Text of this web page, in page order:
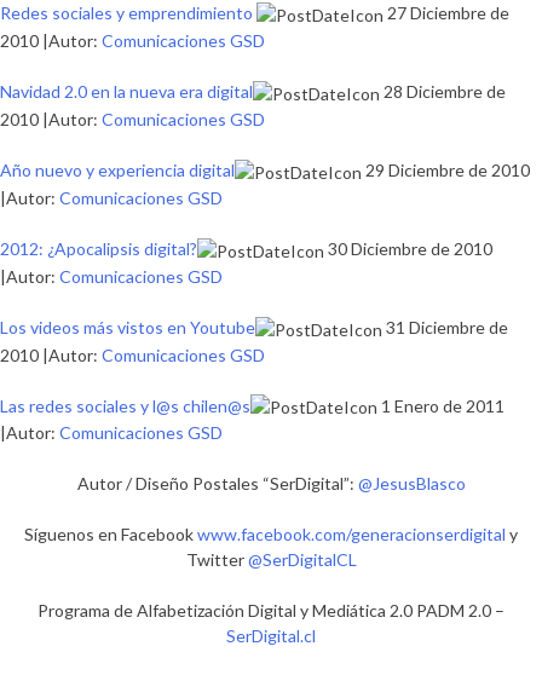
Redes sociales y emprendimiento
27 Diciembre de
2010 |Autor: Comunicaciones GSD
Navidad 2.0 en la nueva era digital
28 Diciembre de
2010 |Autor: Comunicaciones GSD
Año nuevo y experiencia digital
29 Diciembre de 2010
|Autor: Comunicaciones GSD
2012: ¿Apocalipsis digital?
30 Diciembre de 2010
|Autor: Comunicaciones GSD
Los videos más vistos en Youtube
31 Diciembre de
2010 |Autor: Comunicaciones GSD
Las redes sociales y l@s chilen@s
1 Enero de 2011
|Autor: Comunicaciones GSD
Autor / Diseño Postales “SerDigital”: @JesusBlasco
Síguenos en Facebookwww.facebook.com/generacionserdigital y
Twitter@SerDigitalCL
Programa de Alfabetización Digital y Mediática 2.0 PADM 2.0 –
SerDigital.cl